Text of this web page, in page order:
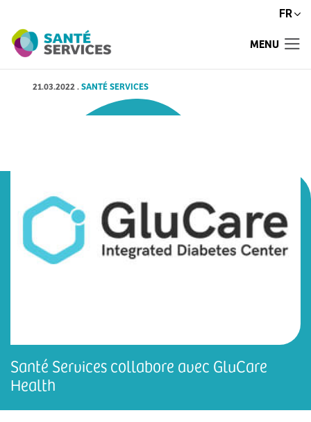
FR
MENU
21.03.2022.SANTÉ SERVICES
Santé Services collabore avec GluCare
Health